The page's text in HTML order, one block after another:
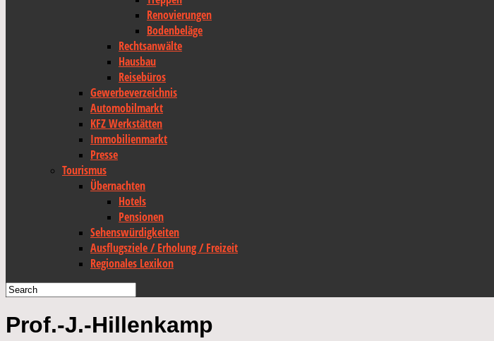
Renovierungen
Bodenbeläge
Rechtsanwälte
Hausbau
Reisebüros
Gewerbeverzeichnis
Automobilmarkt
KFZ Werkstätten
Immobilienmarkt
Presse
Tourismus
Übernachten
Hotels
Pensionen
Sehenswürdigkeiten
Ausflugsziele / Erholung / Freizeit
Regionales Lexikon
Prof.-J.-Hillenkamp